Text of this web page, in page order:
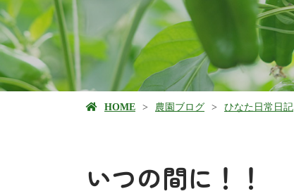
HOME 農園ブログ ひなた日常日記
いつの間に！！